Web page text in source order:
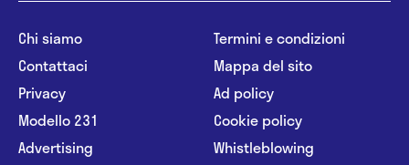
Chi siamo
Contattaci
Privacy
Modello 231
Advertising
Termini e condizioni
Mappa del sito
Ad policy
Cookie policy
Whistleblowing